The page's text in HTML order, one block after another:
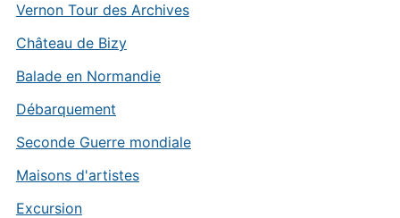
Vernon Tour des Archives
Château de Bizy
Balade en Normandie
Débarquement
Seconde Guerre mondiale
Maisons d'artistes
Excursion